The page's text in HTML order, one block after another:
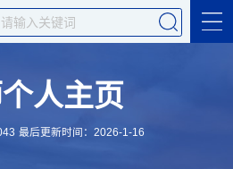
人主页
最后更新时间： 2026-1-16